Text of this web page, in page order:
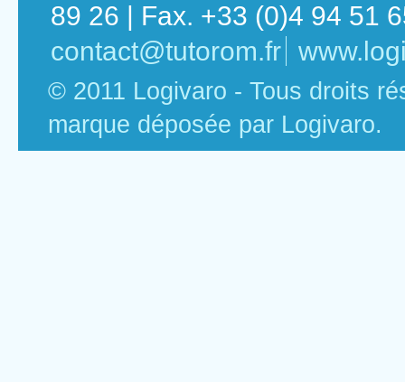
89 26 | Fax. +33 (0)4 94 51
contact@tutorom.fr
© 2011 Logivaro - Tous droits
marque déposée par Logivaro.